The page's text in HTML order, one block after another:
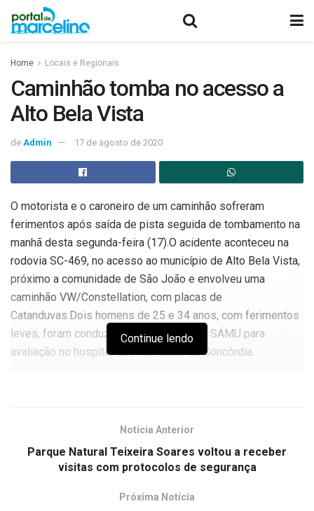
Home Locais e Regionais
Caminhão tomba no acesso a
Alto Bela Vista
de Admin 17 de agosto de 2020
O motorista e o caroneiro de um caminhão sofreram
ferimentos após saída de pista seguida de tombamento na
manhã desta segunda-feira (17).O acidente aconteceu na
rodovia SC-469, no acesso ao município de Alto Bela Vista,
próximo a comunidade de São João e envolveu uma
caminhão VW/Constellation, com placas de
Catanduvas.Dois homens de 25 e 34 anos, com ferimentos
leves, foram conduzidos pela equipe do SAMU para
avaliação no hospital São Francisco de Concórdia.
Continue lendo
Notícia Anterior
Parque Natural Teixeira Soares voltou a receber
visitas com protocolos de segurança
Próxima Notícia